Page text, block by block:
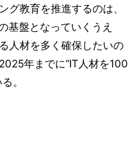
グ教育を推進するのは、
基盤となっていくうえ
人材を多く確保したいの
年までに“IT人材を100
。